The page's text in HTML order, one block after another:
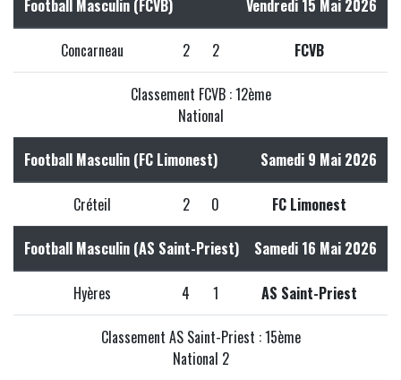
Football Masculin (FCVB) Vendredi 15 Mai 2026
Concarneau 2 2 FCVB
Classement FCVB : 12ème
National
Football Masculin (FC Limonest) Samedi 9 Mai 2026
Créteil 2 0 FC Limonest
Football Masculin (AS Saint-Priest) Samedi 16 Mai 2026
Hyères 4 1 AS Saint-Priest
Classement AS Saint-Priest : 15ème
National 2